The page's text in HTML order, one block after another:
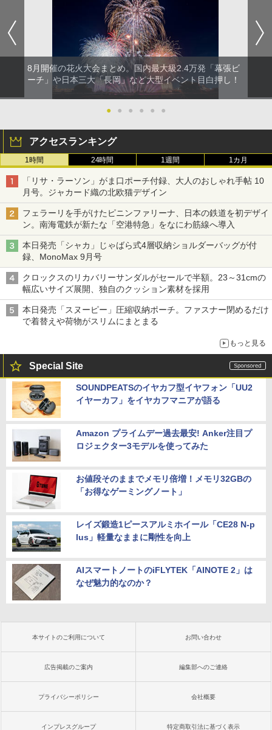
8月開催の花火大会まとめ。国内最大級2.4万発「幕張ビ
ーチ」や日本三大「長岡」など大型イベント目白押し！
● ● ● ● ● ●
アクセスランキング
1時間 24時間 1週間 1カ月
「リサ・ラーソン」がま口ポーチ付録、大人のおしゃれ手帖 10
月号。ジャカード織の北欧猫デザイン
フェラーリを手がけたピニンファリーナ、日本の鉄道を初デザイ
ン。南海電鉄が新たな「空港特急」をなにわ筋線へ導入
本日発売「シャカ」じゃばら式4層収納ショルダーバッグが付
録、MonoMax 9月号
クロックスのリカバリーサンダルがセールで半額。23～31cmの
幅広いサイズ展開、独自のクッション素材を採用
本日発売「スヌーピー」圧縮収納ポーチ。ファスナー閉めるだけ
で着替えや荷物がスリムにまとまる
もっと見る
Special Site
SOUNDPEATSのイヤカフ型イヤフォン「UU2
イヤーカフ」をイヤカフマニアが語る
Amazon プライムデー過去最安! Anker注目プ
ロジェクター3モデルを使ってみた
お値段そのままでメモリ倍増！メモリ32GBの
「お得なゲーミングノート」
レイズ鍛造1ピースアルミホイール「CE28 N-p
lus」軽量なままに剛性を向上
AIスマートノートのiFLYTEK「AINOTE 2」は
なぜ魅力的なのか？
本サイトのご利用について お問い合わせ
広告掲載のご案内 編集部へのご連絡
プライバシーポリシー 会社概要
インプレスグループ 特定商取引法に基づく表示